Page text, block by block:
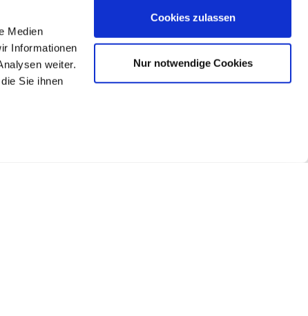
Medien
Informationen
weiter.
Sie ihnen
Cookies zulassen
Nur notwendige Cookies